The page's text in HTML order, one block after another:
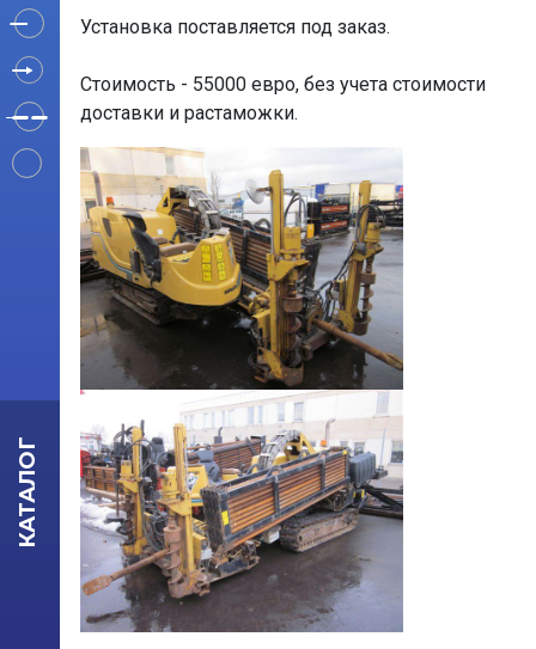
КАТАЛОГ
Установка поставляется под заказ.
Стоимость - 55000 евро, без учета стоимости
доставки и растаможки.